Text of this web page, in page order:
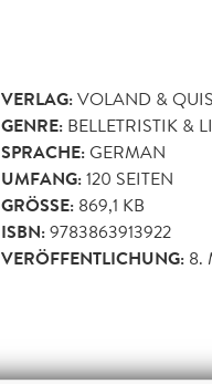
VERLAG:VOLAND &
GENRE: BELLETRISTIK &
SPRACHE:GERMAN
UMFANG:120 SEITEN
GRÖSSE: 869,1 KB
ISBN:9783863913922
VERÖFFENTLICHUNG: 8.